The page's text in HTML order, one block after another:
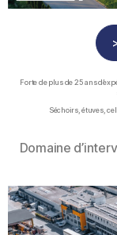
Forte de plus de 25 ans
Séchoirs, étuves,
Domaine